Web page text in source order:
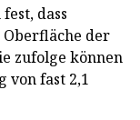
dass
der
zufolge können
von fast 2,1